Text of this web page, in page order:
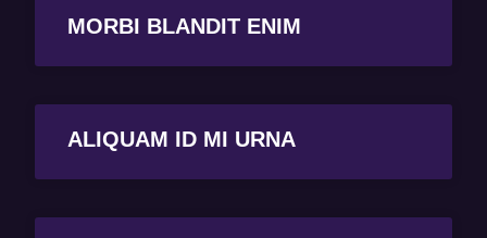
MORBI BLANDIT ENIM
ALIQUAM ID MI URNA